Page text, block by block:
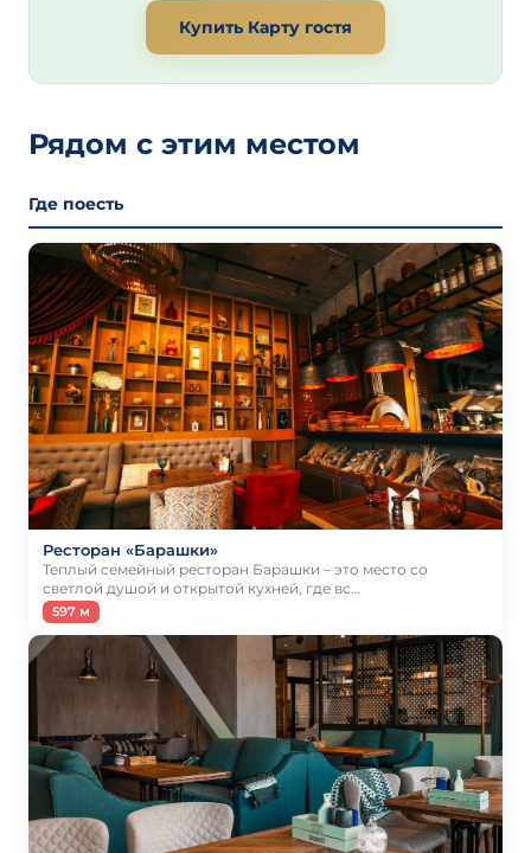
Купить Карту гостя
Рядом с этим местом
Где поесть
Ресторан «Барашки»
Теплый семейный ресторан Барашки – это место со
светлой душой и открытой кухней, где вс…
597 м